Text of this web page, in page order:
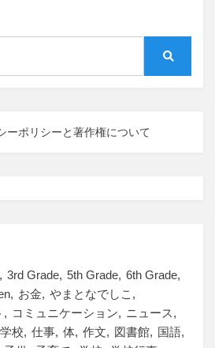
ーポリシーと著作権について
3rd Grade 5th Grade 6th Grade
お金
やまとなでしこ
コミュニケーション
ニュース
校 仕事 体 作文 図書館
国語